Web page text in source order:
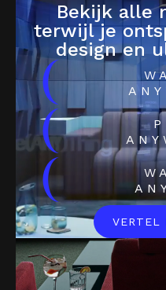
Bekijk alle
terwijl je
design en
(
(
(
VERTEL